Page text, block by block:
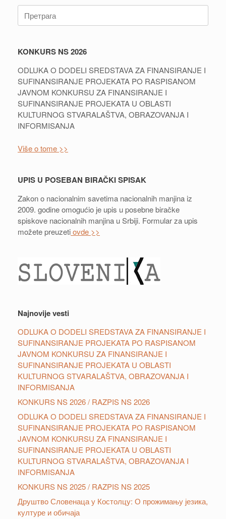
KONKURS NS 2026
ODLUKA O DODELI SREDSTAVA ZA FINANSIRANJE I
SUFINANSIRANJE PROJEKATA PO RASPISANOM
JAVNOM KONKURSU ZA FINANSIRANJE I
SUFINANSIRANJE PROJEKATA U OBLASTI
KULTURNOG STVARALAŠTVA, OBRAZOVANJA I
INFORMISANJA
Više o tome >>
UPIS U POSEBAN BIRAČKI SPISAK
Zakon o nacionalnim savetima nacionalnih manjina iz
2009. godine omogućio je upis u posebne biračke
spiskove nacionalnih manjina u Srbiji. Formular za upis
možete preuzetiovde >>
Najnovije vesti
ODLUKA O DODELI SREDSTAVA ZA FINANSIRANJE I
SUFINANSIRANJE PROJEKATA PO RASPISANOM
JAVNOM KONKURSU ZA FINANSIRANJE I
SUFINANSIRANJE PROJEKATA U OBLASTI
KULTURNOG STVARALAŠTVA, OBRAZOVANJA I
INFORMISANJA
KONKURS NS 2026 / RAZPIS NS 2026
ODLUKA O DODELI SREDSTAVA ZA FINANSIRANJE I
SUFINANSIRANJE PROJEKATA PO RASPISANOM
JAVNOM KONKURSU ZA FINANSIRANJE I
SUFINANSIRANJE PROJEKATA U OBLASTI
KULTURNOG STVARALAŠTVA, OBRAZOVANJA I
INFORMISANJA
KONKURS NS 2025 / RAZPIS NS 2025
Друштвo Словенаца у Костолцу: О прожимању језика,
културе и обичаја